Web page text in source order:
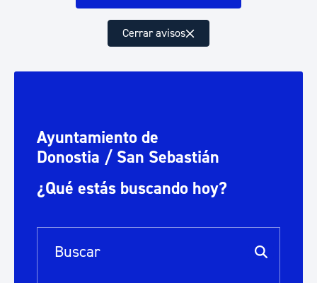
Cerrar avisos
Ayuntamiento de
Donostia / San Sebastián
¿Qué estás buscando hoy?
Barra de búsqueda